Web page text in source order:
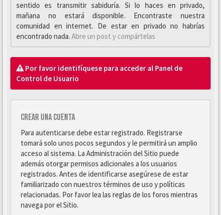
sentido es transmitir sabiduría. Si lo haces en privado,
mañana no estará disponible. Encontraste nuestra
comunidad en internet. De estar en privado no habrías
encontrado nada. Abre un post y compártelas
Por favor identifíquese para acceder al Panel de
Control de Usuario
Crear una cuenta
Para autenticarse debe estar registrado. Registrarse
tomará solo unos pocos segundos y le permitirá un amplio
acceso al sistema. La Administración del Sitio puede
además otorgar permisos adicionales a los usuarios
registrados. Antes de identificarse asegúrese de estar
familiarizado con nuestros términos de uso y políticas
relacionadas. Por favor lea las reglas de los foros mientras
navega por el Sitio.